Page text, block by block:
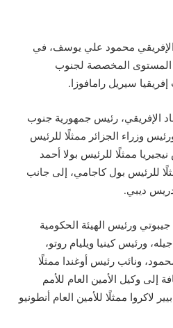
محمود علي يوسف، في
المستوى المخصصة لجنوب
سيريل رامافوزا.
الإفريقي، رئيس جمهورية جنوب
وزراء الجزائر ممثلًا للرئيس
ممثلًا للرئيس بولا أحمد
للرئيس بول كاجامي، إلى جانب
ديبي.
ورئيس الهيئة الحكومية
ورئيس كينيا ويليام روتو،
ونائب رئيس أوغندا ممثلًا
إلى وكيل الأمين العام للأمم
لاكروا ممثلًا للأمين العام أنطونيو